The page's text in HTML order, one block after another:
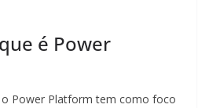
é Power
Power Platform tem como foco